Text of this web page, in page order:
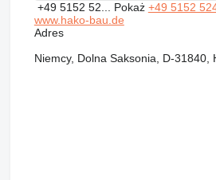
+49 5152 52... Pokaż +49 5152
www.hako-bau.de
Adres
Niemcy, Dolna Saksonia, D-